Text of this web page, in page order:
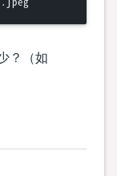
？（如